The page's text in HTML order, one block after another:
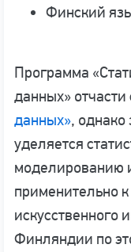
Финский
Программа
данных»
данных», однако
уделяется
моделированию
применительно
искусственного
Финляндии по